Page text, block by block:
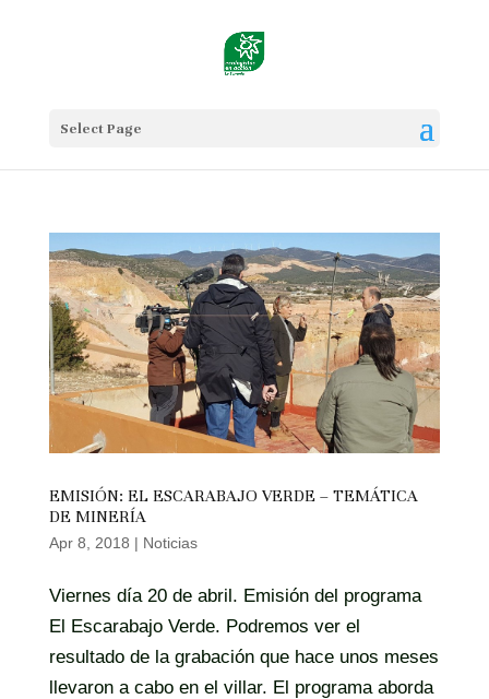
Select Page
EMISIÓN: EL ESCARABAJO VERDE – TEMÁTICA
DE MINERÍA
Apr 8, 2018 | Noticias
Viernes día 20 de abril. Emisión del programa
El Escarabajo Verde. Podremos ver el
resultado de la grabación que hace unos meses
llevaron a cabo en el villar. El programa aborda